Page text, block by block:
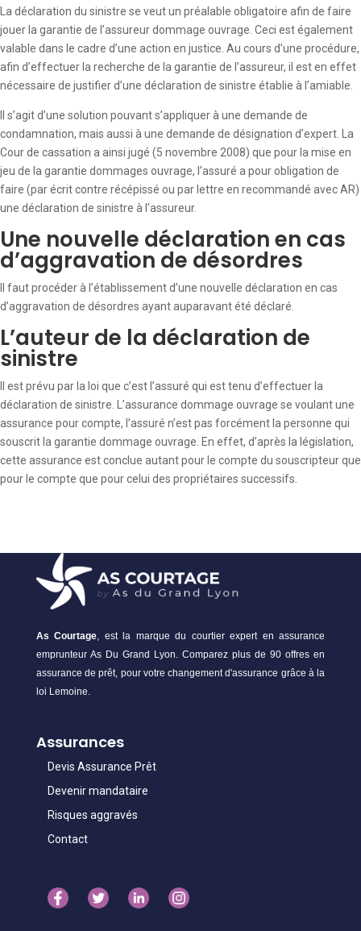
La déclaration du sinistre se veut un préalable obligatoire afin de faire
jouer la garantie de l’assureur dommage ouvrage. Ceci est également
valable dans le cadre d’une action en justice. Au cours d’une procédure,
afin d’effectuer la recherche de la garantie de l’assureur, il est en effet
nécessaire de justifier d’une déclaration de sinistre établie à l’amiable.
Il s’agit d’une solution pouvant s’appliquer à une demande de
condamnation, mais aussi à une demande de désignation d’expert. La
Cour de cassation a ainsi jugé (5 novembre 2008) que pour la mise en
jeu de la garantie dommages ouvrage, l’assuré a pour obligation de
faire (par écrit contre récépissé ou par lettre en recommandé avec AR)
une déclaration de sinistre à l’assureur.
Une nouvelle déclaration en cas
d’aggravation de désordres
Il faut procéder à l’établissement d’une nouvelle déclaration en cas
d’aggravation de désordres ayant auparavant été déclaré.
L’auteur de la déclaration de
sinistre
Il est prévu par la loi que c’est l’assuré qui est tenu d’effectuer la
déclaration de sinistre. L’assurance dommage ouvrage se voulant une
assurance pour compte, l’assuré n’est pas forcément la personne qui
souscrit la garantie dommage ouvrage. En effet, d’après la législation,
cette assurance est conclue autant pour le compte du souscripteur que
pour le compte que pour celui des propriétaires successifs.
As Courtage, est la marque du courtier expert en assurance
emprunteur As Du Grand Lyon. Comparez plus de 90 offres en
assurance de prêt, pour votre changement d'assurance grâce à la
loi Lemoine.
Assurances
Devis Assurance Prêt
Devenir mandataire
Risques aggravés
Contact